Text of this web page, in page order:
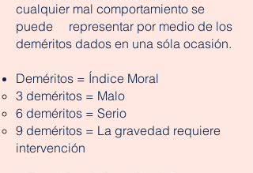
cualquier mal comportamiento se
puede representar por medio de los
deméritos dados en una sóla ocasión.
Deméritos = Índice Moral
3 deméritos = Malo
6 deméritos = Serio
9 deméritos = La gravedad requiere
intervención